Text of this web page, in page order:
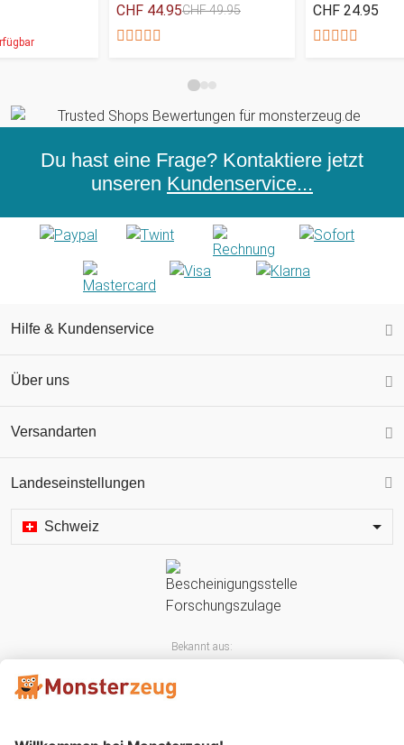
CHF 44.95CHF 49.95 CHF 24.95
Du hast eine Frage? Kontaktiere jetzt
unseren Kundenservice...
Hilfe & Kundenservice
Über uns
Versandarten
Landeseinstellungen
Schweiz
Bekannt aus: